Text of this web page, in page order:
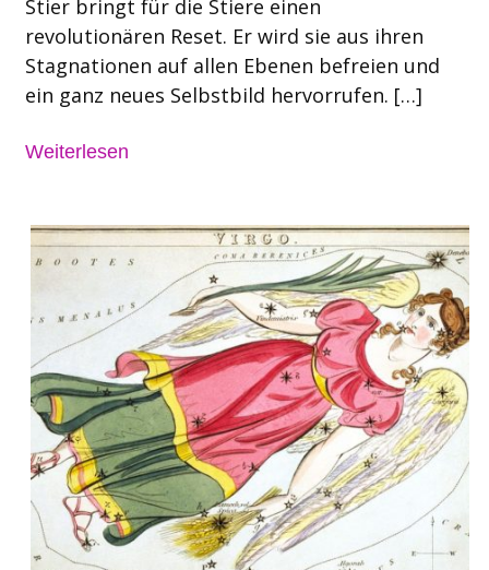
Stier bringt für die Stiere einen
revolutionären Reset. Er wird sie aus ihren
Stagnationen auf allen Ebenen befreien und
ein ganz neues Selbstbild hervorrufen. […]
Weiterlesen